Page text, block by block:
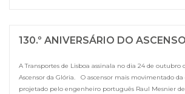
130.º ANIVERSÁRIO DO
A Transportes de Lisboa assinala no dia 24 de outubro
Ascensor da Glória. O ascensor mais movimentado da
projetado pelo engenheiro português Raul Mesnier de